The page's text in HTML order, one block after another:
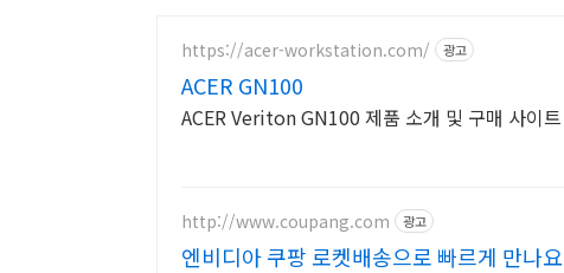
https://acer-workstation.com/ 광고
ACER GN100
ACER Veriton GN100 제품 소개 및 구매 사이트
http://www.coupang.com 광고
엔비디아 쿠팡 로켓배송으로 빠르게 만나요